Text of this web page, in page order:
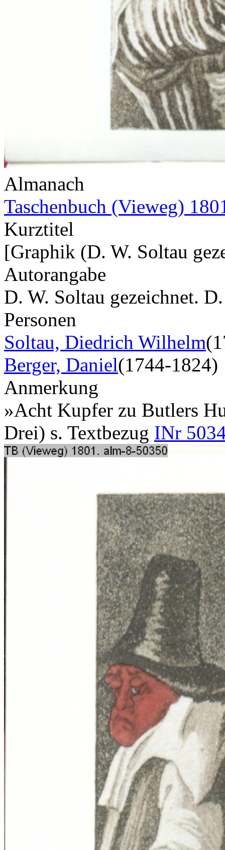
Almanach
Taschenbuch (Vieweg)
Kurztitel
[Graphik (D. W. Soltau
Autorangabe
D. W. Soltau gezeichnet.
Personen
Soltau, Diedrich Wilhelm
Berger, Daniel(1744-1824)
Anmerkung
»Acht Kupfer zu Butlers
Drei) s. Textbezug INr